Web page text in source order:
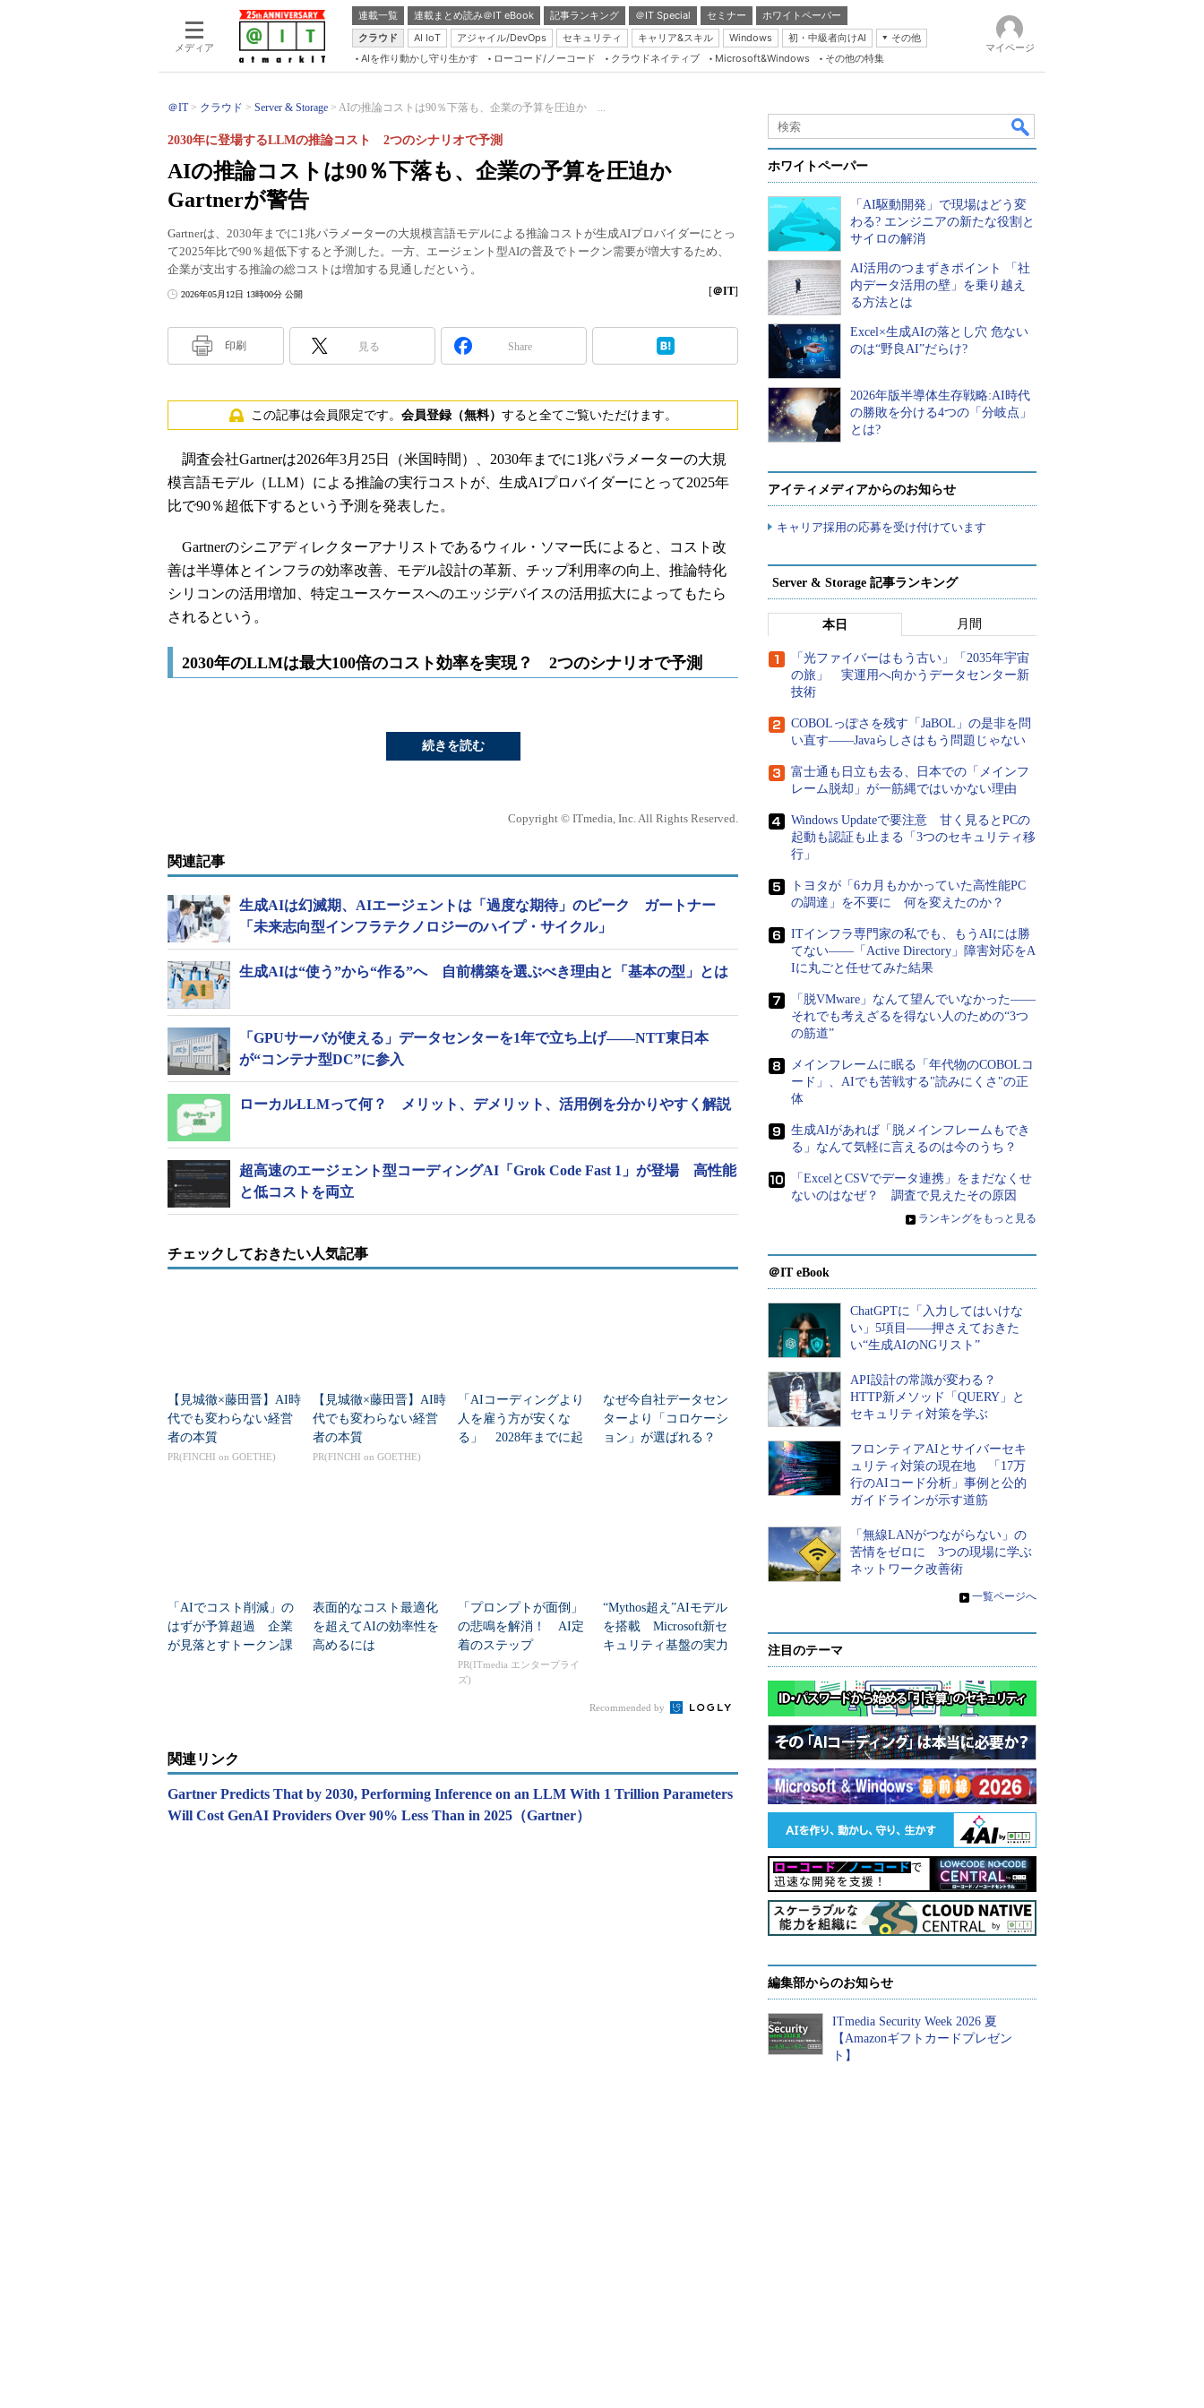
メディア
連載一覧 連載まとめ読み＠IT eBook 記事ランキング ＠IT Special セミナー
ホワイトペーパー
クラウド
AI IoT アジャイル/DevOps セキュリティ キャリア&スキル Windows 初・中級者向けAI
その他
Server & Storage
Database Expert
Linux ＆ OSS
Master of IP Network
Security & Trust
Test & Tools
AIを作り動かし守り生かす ローコード/ノーコード クラウドネイティブ Microsoft&Windows その他の特集
マイページ
＠IT クラウド Server & Storage AIの推論コストは90％下落も、企業の予算を圧迫か ...
AIの推論コストは90％下落も、企業の予算を圧迫か
Gartnerが警告
2030年に登場するLLMの推論コスト 2つのシナリオで予測
Gartnerは、2030年までに1兆パラメーターの大規模言語モデルによる推論コストが生成AIプロバイダーにとっ
て2025年比で90％超低下すると予測した。一方、エージェント型AIの普及でトークン需要が増大するため、
企業が支出する推論の総コストは増加する見通しだという。
2026年05月12日 13時00分 公開 [＠IT]
印刷 見る Share
この記事は会員限定です。 会員登録（無料） すると全てご覧いただけます。
調査会社Gartnerは2026年3月25日（米国時間）、2030年までに1兆パラメーターの大規
模言語モデル（LLM）による推論の実行コストが、生成AIプロバイダーにとって2025年
比で90％超低下するという予測を発表した。
Gartnerのシニアディレクターアナリストであるウィル・ソマー氏によると、コスト改
善は半導体とインフラの効率改善、モデル設計の革新、チップ利用率の向上、推論特化
シリコンの活用増加、特定ユースケースへのエッジデバイスの活用拡大によってもたら
されるという。
2030年のLLMは最大100倍のコスト効率を実現？ 2つのシナリオで予測
続きを読む
Copyright © ITmedia, Inc. All Rights Reserved.
関連記事
生成AIは幻滅期、AIエージェントは「過度な期待」のピーク ガートナー
「未来志向型インフラテクノロジーのハイプ・サイクル」
生成AIは“使う”から“作る”へ 自前構築を選ぶべき理由と「基本の型」とは
「GPUサーバが使える」データセンターを1年で立ち上げ――NTT東日本
が“コンテナ型DC”に参入
ローカルLLMって何？ メリット、デメリット、活用例を分かりやすく解説
超高速のエージェント型コーディングAI「Grok Code Fast 1」が登場 高性能
と低コストを両立
チェックしておきたい人気記事
【見城徹×藤田晋】AI時
代でも変わらない経営
者の本質
PR(FINCHI on GOETHE)
【見城徹×藤田晋】AI時
代でも変わらない経営
者の本質
PR(FINCHI on GOETHE)
「AIコーディングより
人を雇う方が安くな
る」 2028年までに起
なぜ今自社データセン
ターより「コロケーシ
ョン」が選ばれる？
「AIでコスト削減」の
はずが予算超過 企業
が見落とすトークン課
表面的なコスト最適化
を超えてAIの効率性を
高めるには
「プロンプトが面倒」
の悲鳴を解消！ AI定
着のステップ
PR(ITmedia エンタープライ
ズ)
“Mythos超え”AIモデル
を搭載 Microsoft新セ
キュリティ基盤の実力
Recommended by
関連リンク
Gartner Predicts That by 2030, Performing Inference on an LLM With 1 Trillion Parameters
Will Cost GenAI Providers Over 90% Less Than in 2025（Gartner）
ホワイトペーパー
「AI駆動開発」で現場はどう変
わる? エンジニアの新たな役割と
サイロの解消
AI活用のつまずきポイント 「社
内データ活用の壁」を乗り越え
る方法とは
Excel×生成AIの落とし穴 危ない
のは“野良AI”だらけ?
2026年版半導体生存戦略:AI時代
の勝敗を分ける4つの「分岐点」
とは?
アイティメディアからのお知らせ
キャリア採用の応募を受け付けています
Server & Storage 記事ランキング
本日 月間
「光ファイバーはもう古い」「2035年宇宙
の旅」 実運用へ向かうデータセンター新
技術
COBOLっぽさを残す「JaBOL」の是非を問
い直す――Javaらしさはもう問題じゃない
富士通も日立も去る、日本での「メインフ
レーム脱却」が一筋縄ではいかない理由
Windows Updateで要注意 甘く見るとPCの
起動も認証も止まる「3つのセキュリティ移
行」
トヨタが「6カ月もかかっていた高性能PC
の調達」を不要に 何を変えたのか？
ITインフラ専門家の私でも、もうAIには勝
てない――「Active Directory」障害対応をA
Iに丸ごと任せてみた結果
「脱VMware」なんて望んでいなかった――
それでも考えざるを得ない人のための“3つ
の筋道”
メインフレームに眠る「年代物のCOBOLコ
ード」、AIでも苦戦する"読みにくさ"の正
体
生成AIがあれば「脱メインフレームもでき
る」なんて気軽に言えるのは今のうち？
「ExcelとCSVでデータ連携」をまだなくせ
ないのはなぜ？ 調査で見えたその原因
» ランキングをもっと見る
＠IT eBook
ChatGPTに「入力してはいけな
い」5項目――押さえておきた
い“生成AIのNGリスト”
API設計の常識が変わる？
HTTP新メソッド「QUERY」と
セキュリティ対策を学ぶ
フロンティアAIとサイバーセキ
ュリティ対策の現在地 「17万
行のAIコード分析」事例と公的
ガイドラインが示す道筋
「無線LANがつながらない」の
苦情をゼロに 3つの現場に学ぶ
ネットワーク改善術
» 一覧ページへ
注目のテーマ
編集部からのお知らせ
ITmedia Security Week 2026 夏
【Amazonギフトカードプレゼン
ト】